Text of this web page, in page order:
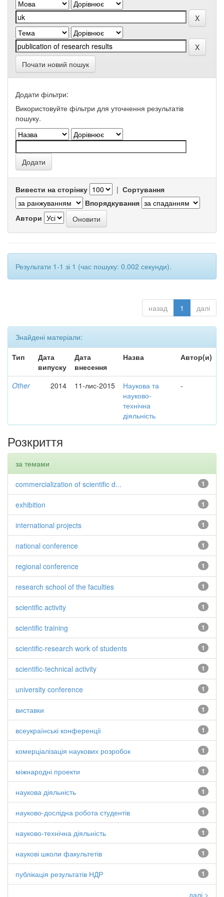
Почати новий пошук
Додати фільтри:
Використовуйте фільтри для уточнення результатів
пошуку.
Вивести на сторінку | Сортування
Впорядкування
Автори
Результати 1-1 зі 1 (час пошуку: 0.002 секунди).
назад 1 далі
Знайдені матеріали:
Тип
Дата
випуску
Дата
внесення
Назва Автор(и)
Other 2014 11-лис-2015
Наукова та
науково-
технічна
діяльність
-
Розкриття
за темами
1
commercialization of scientific d...
1
exhibition
1
international projects
1
national conference
1
regional conference
1
research school of the faculties
1
scientific activity
1
scientific training
1
scientific-research work of students
1
scientific-technical activity
1
university conference
1
виставки
1
всеукраїнські конференції
1
комерціалізація наукових розробок
1
міжнародні проекти
1
наукова діяльність
1
науково-дослідна робота студентів
1
науково-технічна діяльність
1
наукові школи факультетів
1
публікація результатів НДР
далі >